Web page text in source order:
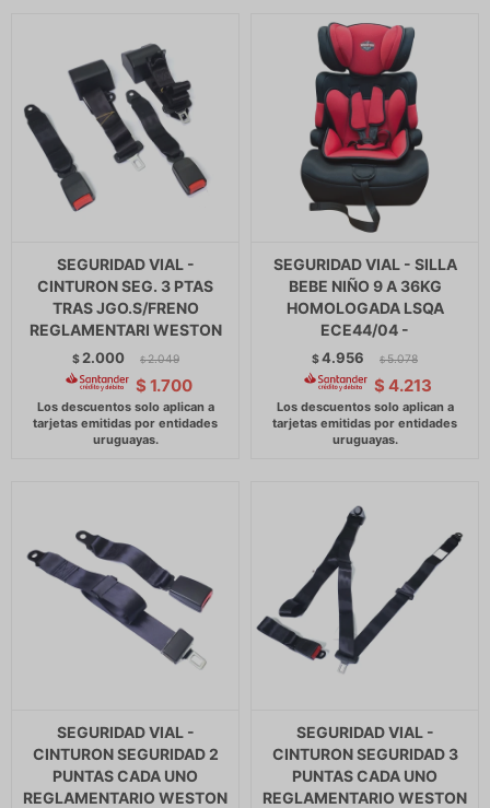
SEGURIDAD VIAL -
CINTURON SEG. 3 PTAS
TRAS JGO.S/FRENO
REGLAMENTARI WESTON
$ 2.000 $ 2.049
$ 1.700
SEGURIDAD VIAL - SILLA
BEBE NIÑO 9 A 36KG
HOMOLOGADA LSQA
ECE44/04 -
$4.956 $ 5.078
$ 4.213
SEGURIDAD VIAL -
CINTURON SEGURIDAD 2
PUNTAS CADA UNO
REGLAMENTARIO WESTON
SEGURIDAD VIAL -
CINTURON SEGURIDAD 3
PUNTAS CADA UNO
REGLAMENTARIO WESTON